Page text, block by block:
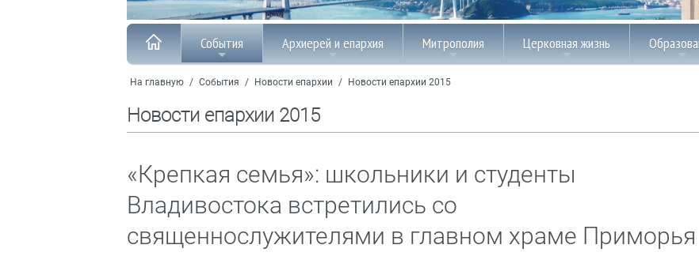
События Архиерей и епархия Митрополия Церковная жизнь
На главную / События / Новости епархии / Новости епархии 2015
Новости епархии 2015
«Крепкая семья»: школьники и студенты
Владивостока встретились со
священнослужителями в главном храме Приморья